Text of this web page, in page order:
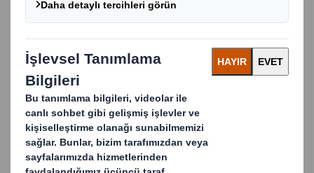
Özellikleri